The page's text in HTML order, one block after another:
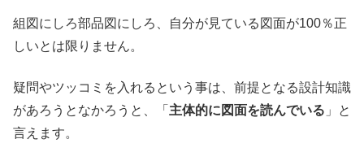
組図にしろ部品図にしろ、自分が見ている図面が100％正
しいとは限りません。
疑問やツッコミを入れるという事は、前提となる設計知識
があろうとなかろうと、「 主体的に図面を読んでいる 」と
言えます。